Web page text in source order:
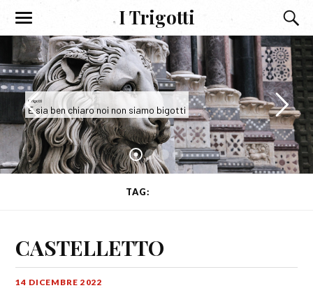
I Trigotti
I Trigotti
E sia ben chiaro noi non siamo bigotti
TAG:
CASTELLETTO
14 DICEMBRE 2022